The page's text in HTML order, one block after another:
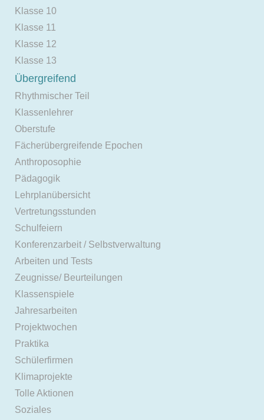
Klasse 10
Klasse 11
Klasse 12
Klasse 13
Übergreifend
Rhythmischer Teil
Klassenlehrer
Oberstufe
Fächerübergreifende Epochen
Anthroposophie
Pädagogik
Lehrplanübersicht
Vertretungsstunden
Schulfeiern
Konferenzarbeit / Selbstverwaltung
Arbeiten und Tests
Zeugnisse/ Beurteilungen
Klassenspiele
Jahresarbeiten
Projektwochen
Praktika
Schülerfirmen
Klimaprojekte
Tolle Aktionen
Soziales